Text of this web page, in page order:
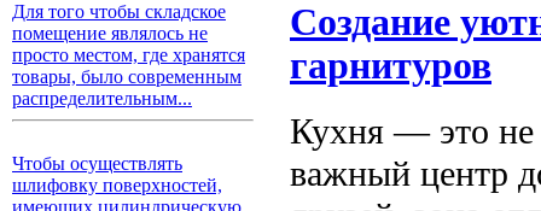
Для того чтобы складское
помещение являлось не
просто местом, где хранятся
товары, было современным
распределительным...
Чтобы осуществлять
шлифовку поверхностей,
имеющих цилиндрическую
Создание
гарнитуров
Кухня — это не
важный центр